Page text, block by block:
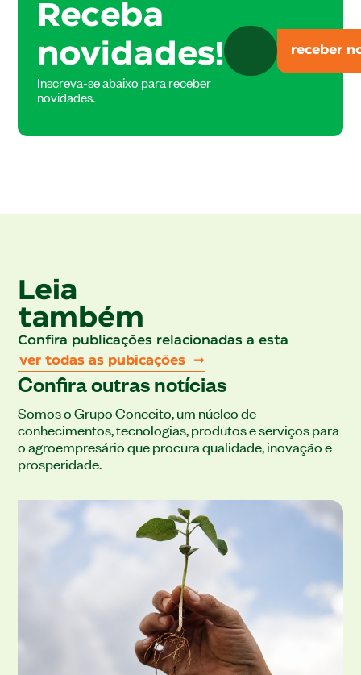
Receba
novidades!
Inscreva-se abaixo para receber
novidades.
Leia
também
Confira publicações relacionadas a esta
ver todas as pubicações ➞
Confira outras notícias
Somos o Grupo Conceito, um núcleo de
conhecimentos, tecnologias, produtos e serviços para
o agroempresário que procura qualidade, inovação e
prosperidade.